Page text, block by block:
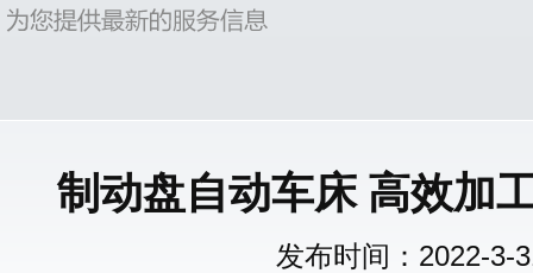
制动盘自动车床 高效加
发布时间：2022-3-